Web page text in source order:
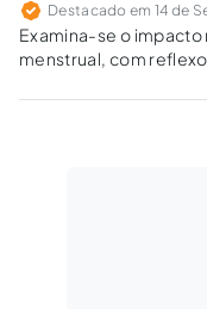
Destacado em 14 de
Examina-se o
menstrual, com
desenvolvimento.